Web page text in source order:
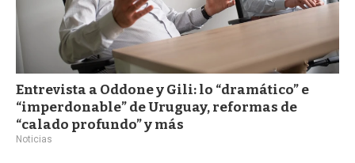
Entrevista a Oddone y Gili: lo “dramático” e
“imperdonable” de Uruguay, reformas de
“calado profundo” y más
Noticias